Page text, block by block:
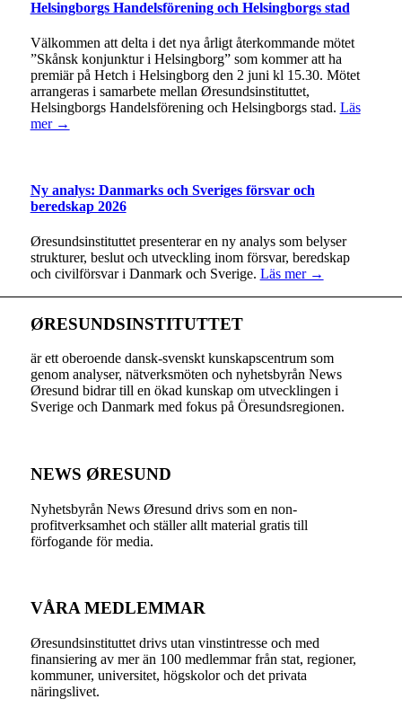
Helsingborgs Handelsförening och Helsingborgs stad
Välkommen att delta i det nya årligt återkommande mötet
”Skånsk konjunktur i Helsingborg” som kommer att ha
premiär på Hetch i Helsingborg den 2 juni kl 15.30. Mötet
arrangeras i samarbete mellan Øresundsinstituttet,
Helsingborgs Handelsförening och Helsingborgs stad. Läs
mer →
Ny analys: Danmarks och Sveriges försvar och
beredskap 2026
Øresundsinstituttet presenterar en ny analys som belyser
strukturer, beslut och utveckling inom försvar, beredskap
och civilförsvar i Danmark och Sverige. Läs mer →
ØRESUNDSINSTITUTTET
är ett oberoende dansk-svenskt kunskapscentrum som
genom analyser, nätverksmöten och nyhetsbyrån News
Øresund bidrar till en ökad kunskap om utvecklingen i
Sverige och Danmark med fokus på Öresundsregionen.
NEWS ØRESUND
Nyhetsbyrån News Øresund drivs som en non-
profitverksamhet och ställer allt material gratis till
förfogande för media.
VÅRA MEDLEMMAR
Øresundsinstituttet drivs utan vinst­intresse och med
finansiering av mer än 100 medlemmar från stat, regioner,
kommuner, universitet, högskolor och det privata
näringslivet.